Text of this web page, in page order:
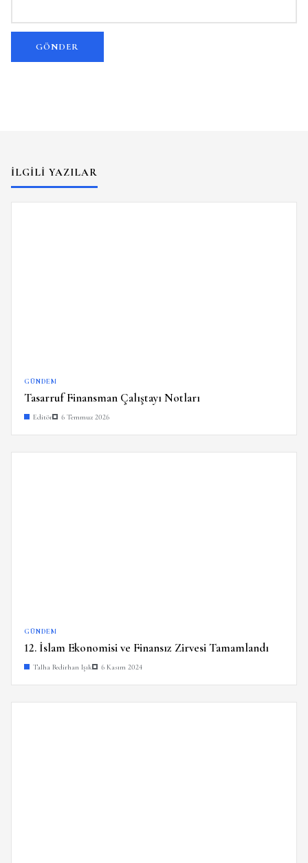
İLGILI YAZILAR
GÜNDEM
Tasarruf Finansman Çalıştayı Notları
Editör 6 Temmuz 2026
GÜNDEM
12. İslam Ekonomisi ve Finansız Zirvesi Tamamlandı
Talha Bedirhan Işık 6 Kasım 2024